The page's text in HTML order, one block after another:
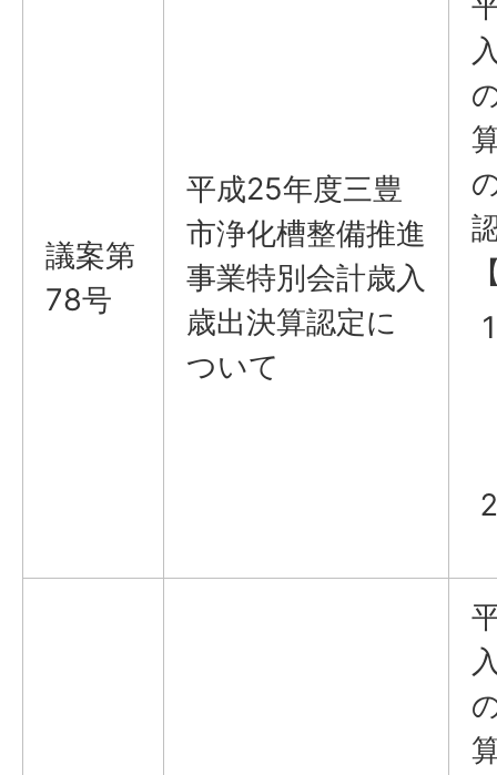
議案第
78号
平成25年度三豊
市浄化槽整備推進
事業特別会計歳入
歳出決算認定に
ついて